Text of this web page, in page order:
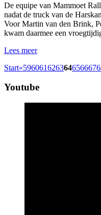
De equipe van Mammoet
nadat de truck van de
Voor Martin van den Brink,
kwam daarmee een
Lees meer
Start«596061626364656667
Youtube